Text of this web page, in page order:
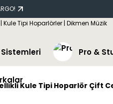
Sistemleri Pro &
Kule Tipi Hoparlör Çift